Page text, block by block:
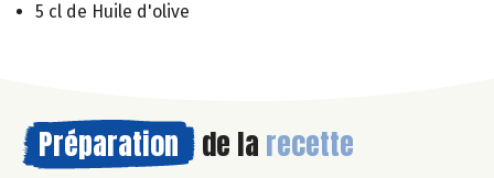
5 cl de Huile d'olive
Préparation de la recette